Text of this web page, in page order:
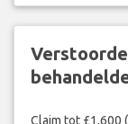
Claim tot £1,600